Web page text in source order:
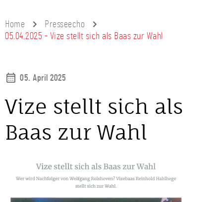
Home
Presseecho
05.04.2025 - Vize stellt sich als Baas zur Wahl
05. April 2025
Vize stellt sich als
Baas zur Wahl